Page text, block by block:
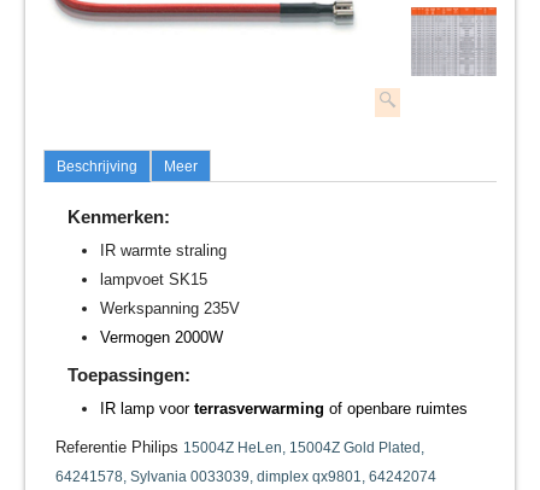
Beschrijving Meer
Kenmerken:
IR warmte straling
lampvoet SK15
Werkspanning 235V
Vermogen 2000W
Toepassingen:
IR lamp voorterrasverwarming of openbare ruimtes
Referentie Philips 15004Z HeLen, 15004Z Gold Plated,
64241578, Sylvania 0033039, dimplex qx9801, 64242074